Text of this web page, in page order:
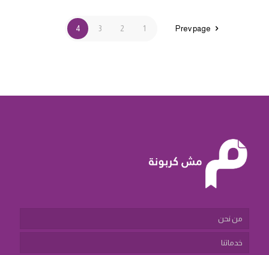
Prev page
1
2
3
4
من نحن
خدماتنا